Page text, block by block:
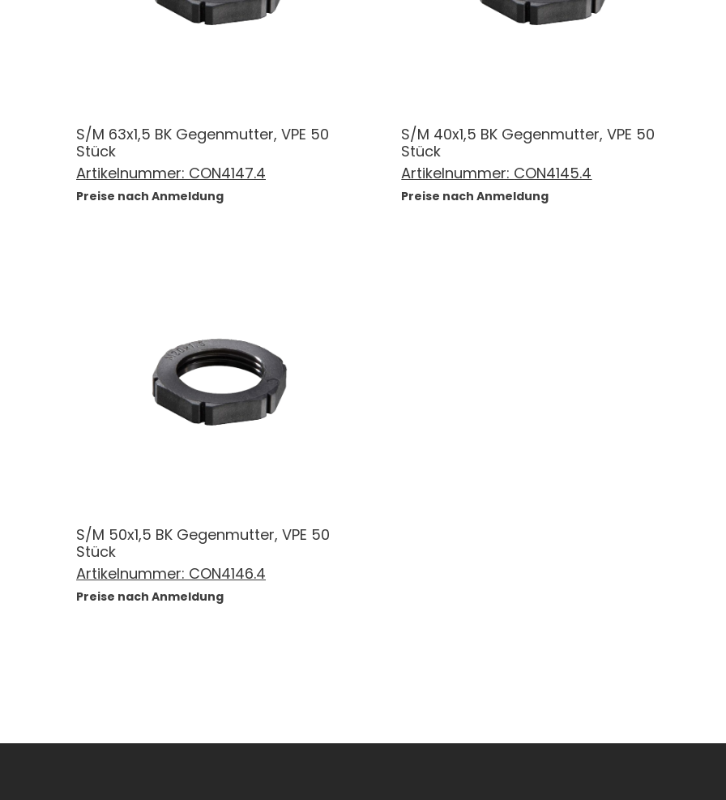
S/M 63x1,5 BK Gegenmutter, VPE 50
Stück
Artikelnummer: CON4147.4
Preise nach Anmeldung
S/M 40x1,5 BK Gegenmutter, VPE 50
Stück
Artikelnummer: CON4145.4
Preise nach Anmeldung
S/M 50x1,5 BK Gegenmutter, VPE 50
Stück
Artikelnummer: CON4146.4
Preise nach Anmeldung